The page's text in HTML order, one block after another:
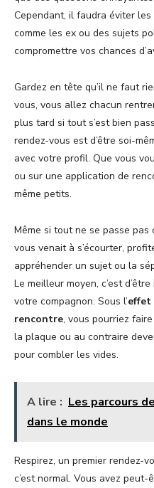
Cependant, il faudra éviter
comme les ex ou des sujets
compromettre vos chances
Gardez en tête qu’il ne faut
vous, vous allez chacun
plus tard si tout s’est bien
rendez-vous est d’être soi-
avec votre profil. Que vous
ou sur une application de
même petits.
Même si tout ne se passe
vous venait à s’écourter,
appréhender un sujet ou la
Le meilleur moyen, c’est
votre compagnon. Sous l’effet
rencontre, vous pourriez
la plaque ou au contraire
pour combler les vides.
A lire : Les parcours
dans le monde
Respirez, un premier rendez-
c’est normal. Vous avez